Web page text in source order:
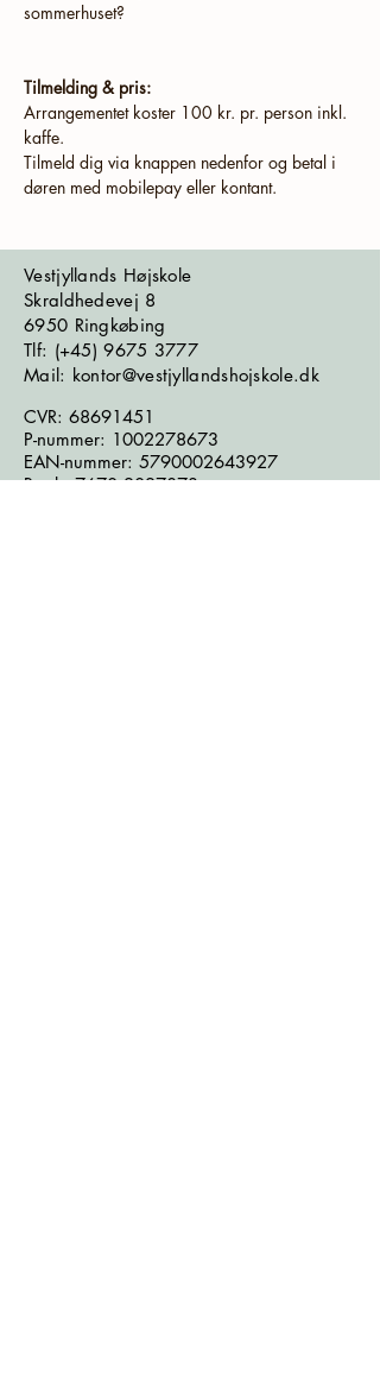
sommerhuset?
Tilmelding & pris:
Arrangementet koster 100 kr. pr. person inkl.
kaffe.
Tilmeld dig via knappen nedenfor og betal i
døren med mobilepay eller kontant.
Vestjyllands Højskole
Skraldhedevej 8
6950 Ringkøbing
​​​Tlf: (+45)9675 3777
Mail: kontor@vestjyllandshojskole.dk
CVR: 68691451
P-nummer: 1002278673
EAN-nummer: 5790002643927
Bank:7670 2027873